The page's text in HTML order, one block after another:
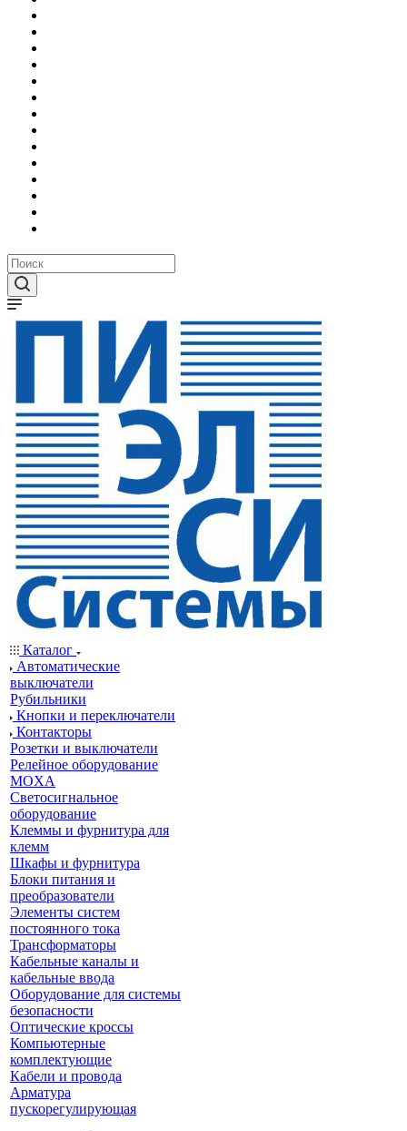
Каталог
Автоматические
выключатели
Рубильники
Кнопки и переключатели
Контакторы
Розетки и выключатели
Релейное оборудование
MOXA
Светосигнальное
оборудование
Клеммы и фурнитура для
клемм
Шкафы и фурнитура
Блоки питания и
преобразователи
Элементы систем
постоянного тока
Трансформаторы
Кабельные каналы и
кабельные ввода
Оборудование для системы
безопасности
Оптические кроссы
Компьютерные
комплектующие
Кабели и провода
Арматура
пускорегулирующая